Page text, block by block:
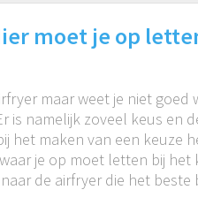
moet je op
maar weet je niet goed
is namelijk zoveel keus en
het maken van een keuze
je op moet letten bij het
de airfryer die het beste